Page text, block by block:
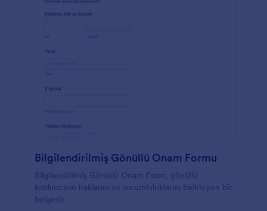
Bilgilendirilmiş Gönüllü Onam Formu
Bilgilendirilmiş Gönüllü Onam Form, gönüllü
katılımcının haklarını ve sorumluluklarını belirleyen bir
belgedir.